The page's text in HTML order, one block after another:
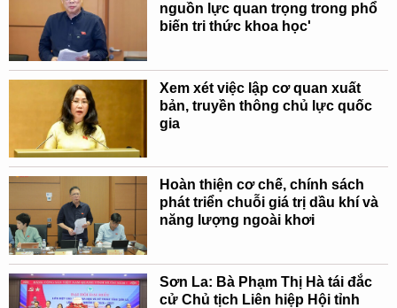
nguồn lực quan trọng trong phổ
biến tri thức khoa học'
Xem xét việc lập cơ quan xuất
bản, truyền thông chủ lực quốc
gia
Hoàn thiện cơ chế, chính sách
phát triển chuỗi giá trị dầu khí và
năng lượng ngoài khơi
Sơn La: Bà Phạm Thị Hà tái đắc
cử Chủ tịch Liên hiệp Hội tỉnh